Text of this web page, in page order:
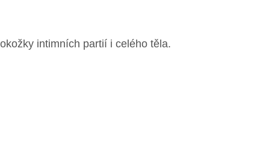
intimních partií i celého těla.